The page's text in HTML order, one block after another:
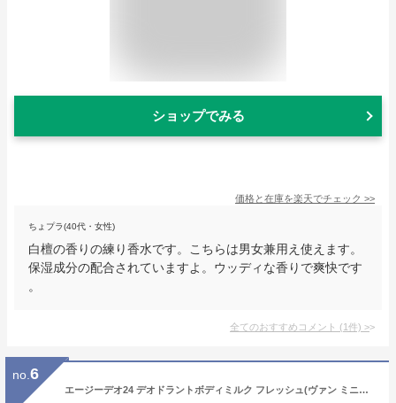
ショップでみる
価格と在庫を楽天でチェック >>
ちょプラ(40代・女性)
白檀の香りの練り香水です。こちらは男女兼用え使えます。
保湿成分の配合されていますよ。ウッディな香りで爽快です
。
全てのおすすめコメント (1件) >
no. 6
エージーデオ24 デオドラントボディミルク フレッシュ(ヴァン ミニョン)180ml